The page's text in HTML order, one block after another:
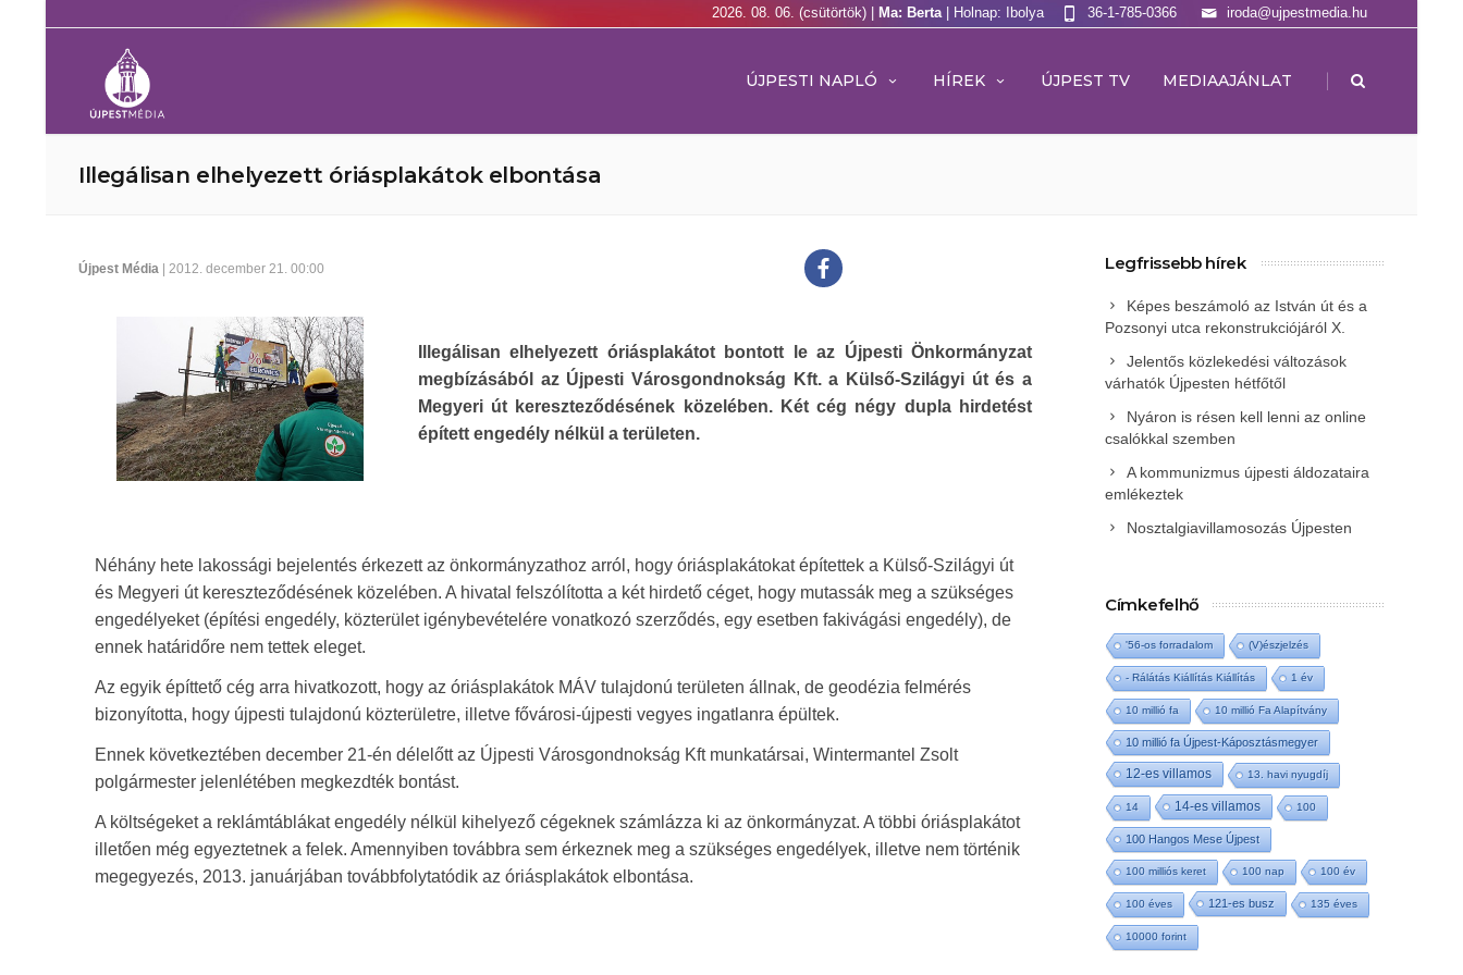
2026. 08. 06. (csütörtök) | Ma: Berta | Holnap: Ibolya iroda@ujpestmedia.hu
36-1-785-0366
ÚJPESTI NAPLÓ HÍREK ÚJPEST TV MEDIAAJÁNLAT |
Illegálisan elhelyezett óriásplakátok elbontása
Újpest Média | 2012. december 21. 00:00
Illegálisan elhelyezett óriásplakátot bontott le az Újpesti Önkormányzat
megbízásából az Újpesti Városgondnokság Kft. a Külső-Szilágyi út és a
Megyeri út kereszteződésének közelében. Két cég négy dupla hirdetést
épített engedély nélkül a területen.
Néhány hete lakossági bejelentés érkezett az önkormányzathoz arról, hogy óriásplakátokat építettek a Külső-Szilágyi út
és Megyeri út kereszteződésének közelében. A hivatal felszólította a két hirdető céget, hogy mutassák meg a szükséges
engedélyeket (építési engedély, közterület igénybevételére vonatkozó szerződés, egy esetben fakivágási engedély), de
ennek határidőre nem tettek eleget.
Az egyik építtető cég arra hivatkozott, hogy az óriásplakátok MÁV tulajdonú területen állnak, de geodézia felmérés
bizonyította, hogy újpesti tulajdonú közterületre, illetve fővárosi-újpesti vegyes ingatlanra épültek.
Ennek következtében december 21-én délelőtt az Újpesti Városgondnokság Kft munkatársai, Wintermantel Zsolt
polgármester jelenlétében megkezdték bontást.
A költségeket a reklámtáblákat engedély nélkül kihelyező cégeknek számlázza ki az önkormányzat. A többi óriásplakátot
illetően még egyeztetnek a felek. Amennyiben továbbra sem érkeznek meg a szükséges engedélyek, illetve nem történik
megegyezés, 2013. januárjában továbbfolytatódik az óriásplakátok elbontása.
Legfrissebb hírek
Képes beszámoló az István út és a
Pozsonyi utca rekonstrukciójáról X.
Jelentős közlekedési változások
várhatók Újpesten hétfőtől
Nyáron is résen kell lenni az online
csalókkal szemben
A kommunizmus újpesti áldozataira
emlékeztek
Nosztalgiavillamosozás Újpesten
Címkefelhő
'56-os forradalom (V)észjelzés
- Rálátás Kiállítás Kiállítás 1 év
10 millió fa 10 millió Fa Alapítvány
10 millió fa Újpest-Káposztásmegyer
12-es villamos 13. havi nyugdíj
14 14-es villamos 100
100 Hangos Mese Újpest
100 milliós keret 100 nap 100 év
100 éves 121-es busz 135 éves
10000 forint